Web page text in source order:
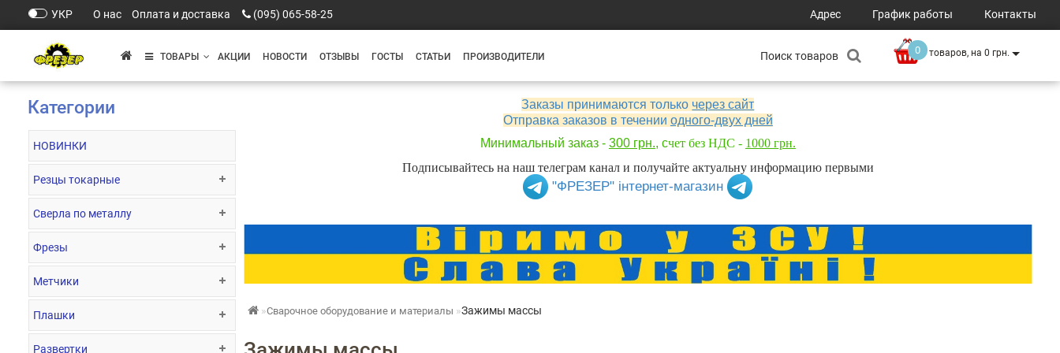
УКР О нас Оплата и доставка (095) 065-58-25 Адрес График работы Контакты
ТОВАРЫ АКЦИИ НОВОСТИ ОТЗЫВЫ ГОСТЫ СТАТЬИ ПРОИЗВОДИТЕЛИ
0 товаров, на 0 грн.
Категории
НОВИНКИ
Резцы токарные
Сверла по металлу
Фрезы
Метчики
Плашки
Развертки
Заказы принимаются только через сайт
Отправка заказов в течении одного-двух дней
Минимальный заказ - 300 грн., счет без НДС - 1000 грн.
Подписывайтесь на наш телеграм канал и получайте актуальну информацию первыми
"ФРЕЗЕР" інтернет-магазин
Сварочное оборудование и материалы Зажимы массы